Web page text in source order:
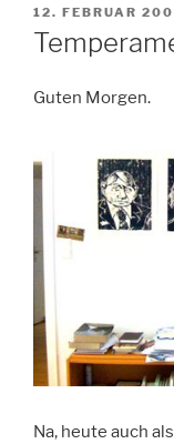
AM
12. FEBRUAR
Guten Morgen.
Na, heute auch